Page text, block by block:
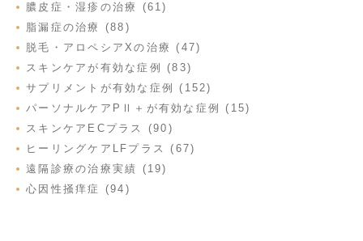
膿皮症・湿疹の治療 (61)
脂漏症の治療 (88)
脱毛・アロペシアXの治療 (47)
スキンケアが有効な症例 (83)
サプリメントが有効な症例 (152)
パーソナルケアPⅡ＋が有効な症例 (15)
スキンケアECプラス (90)
ヒーリングケアLFプラス (67)
遠隔診療の治療実績 (19)
心因性掻痒症 (94)